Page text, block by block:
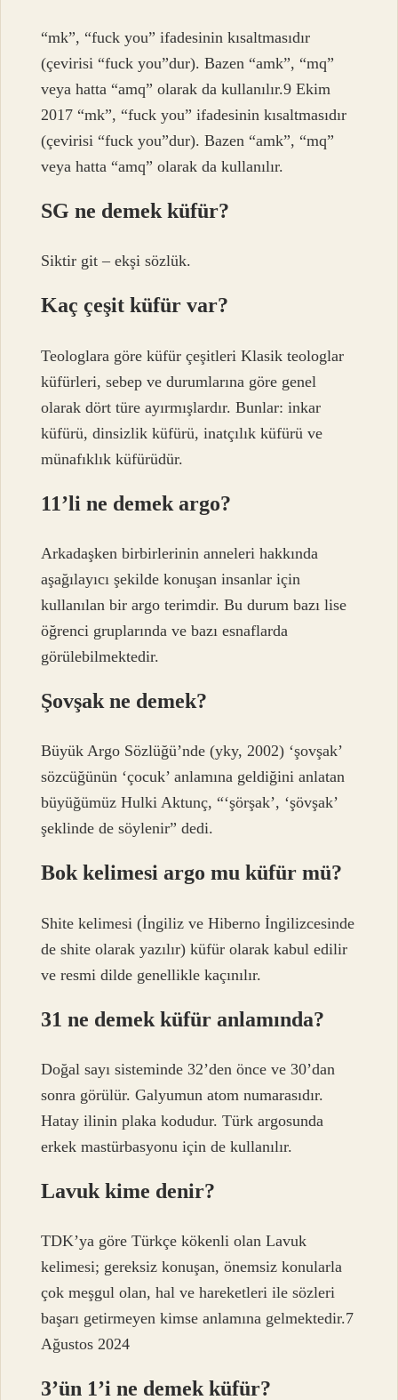
“mk”, “fuck you” ifadesinin kısaltmasıdır
(çevirisi “fuck you”dur). Bazen “amk”, “mq”
veya hatta “amq” olarak da kullanılır.9 Ekim
2017 “mk”, “fuck you” ifadesinin kısaltmasıdır
(çevirisi “fuck you”dur). Bazen “amk”, “mq”
veya hatta “amq” olarak da kullanılır.
SG ne demek küfür?
Siktir git – ekşi sözlük.
Kaç çeşit küfür var?
Teologlara göre küfür çeşitleri Klasik teologlar
küfürleri, sebep ve durumlarına göre genel
olarak dört türe ayırmışlardır. Bunlar: inkar
küfürü, dinsizlik küfürü, inatçılık küfürü ve
münafıklık küfürüdür.
11’li ne demek argo?
Arkadaşken birbirlerinin anneleri hakkında
aşağılayıcı şekilde konuşan insanlar için
kullanılan bir argo terimdir. Bu durum bazı lise
öğrenci gruplarında ve bazı esnaflarda
görülebilmektedir.
Şovşak ne demek?
Büyük Argo Sözlüğü’nde (yky, 2002) ‘şovşak’
sözcüğünün ‘çocuk’ anlamına geldiğini anlatan
büyüğümüz Hulki Aktunç, “‘şörşak’, ‘şövşak’
şeklinde de söylenir” dedi.
Bok kelimesi argo mu küfür mü?
Shite kelimesi (İngiliz ve Hiberno İngilizcesinde
de shite olarak yazılır) küfür olarak kabul edilir
ve resmi dilde genellikle kaçınılır.
31 ne demek küfür anlamında?
Doğal sayı sisteminde 32’den önce ve 30’dan
sonra görülür. Galyumun atom numarasıdır.
Hatay ilinin plaka kodudur. Türk argosunda
erkek mastürbasyonu için de kullanılır.
Lavuk kime denir?
TDK’ya göre Türkçe kökenli olan Lavuk
kelimesi; gereksiz konuşan, önemsiz konularla
çok meşgul olan, hal ve hareketleri ile sözleri
başarı getirmeyen kimse anlamına gelmektedir.7
Ağustos 2024
3’ün 1’i ne demek küfür?